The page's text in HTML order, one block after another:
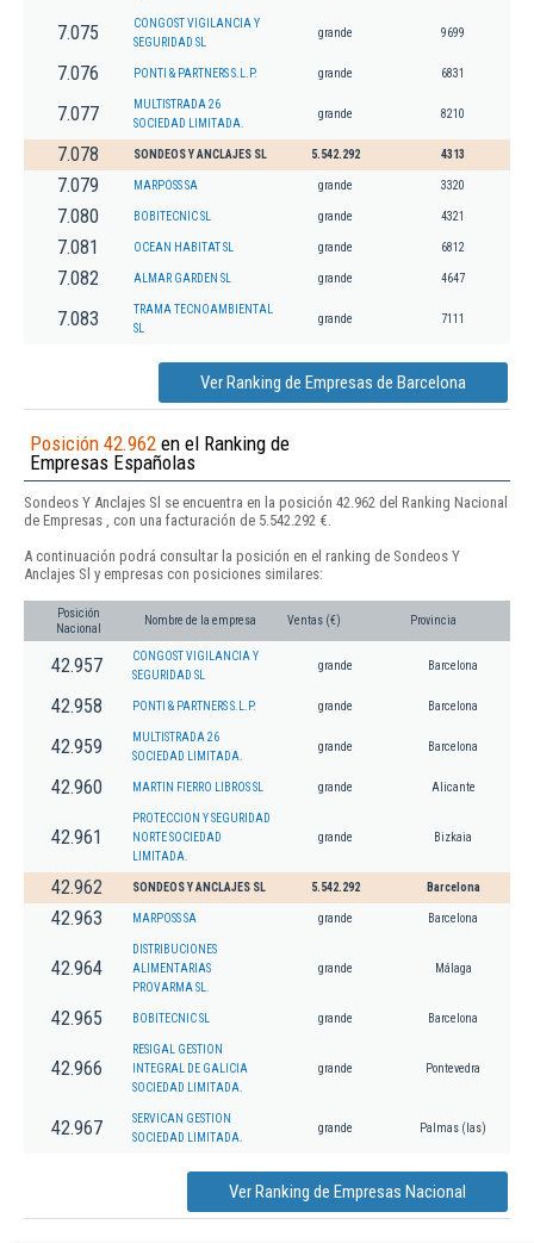
7.075
CONGOST VIGILANCIA Y
SEGURIDAD SL
grande 9699
7.076 PONTI & PARTNERS S.L.P. grande 6831
7.077
MULTISTRADA 26
SOCIEDAD LIMITADA.
grande 8210
7.078 SONDEOS Y ANCLAJES SL 5.542.292 4313
7.079 MARPOSS SA grande 3320
7.080 BOBITECNIC SL grande 4321
7.081 OCEAN HABITAT SL grande 6812
7.082 ALMAR GARDEN SL grande 4647
7.083
TRAMA TECNOAMBIENTAL
SL
grande 7111
Ver Ranking de Empresas de Barcelona
Posición 42.962 en el Ranking de
Empresas Españolas
Sondeos Y Anclajes Sl se encuentra en la posición 42.962 del Ranking Nacional
de Empresas , con una facturación de 5.542.292 €.
A continuación podrá consultar la posición en el ranking de Sondeos Y
Anclajes Sl y empresas con posiciones similares:
Posición
Nacional
Nombre de la empresa Ventas (€) Provincia
42.957
CONGOST VIGILANCIA Y
SEGURIDAD SL
grande Barcelona
42.958 PONTI & PARTNERS S.L.P. grande Barcelona
42.959
MULTISTRADA 26
SOCIEDAD LIMITADA.
grande Barcelona
42.960 MARTIN FIERRO LIBROS SL grande Alicante
42.961
PROTECCION Y SEGURIDAD
NORTE SOCIEDAD
LIMITADA.
grande Bizkaia
42.962 SONDEOS Y ANCLAJES SL 5.542.292 Barcelona
42.963 MARPOSS SA grande Barcelona
42.964
DISTRIBUCIONES
ALIMENTARIAS
PROVARMA SL.
grande Málaga
42.965 BOBITECNIC SL grande Barcelona
42.966
RESIGAL GESTION
INTEGRAL DE GALICIA
SOCIEDAD LIMITADA.
grande Pontevedra
42.967
SERVICAN GESTION
SOCIEDAD LIMITADA.
grande Palmas (las)
Ver Ranking de Empresas Nacional